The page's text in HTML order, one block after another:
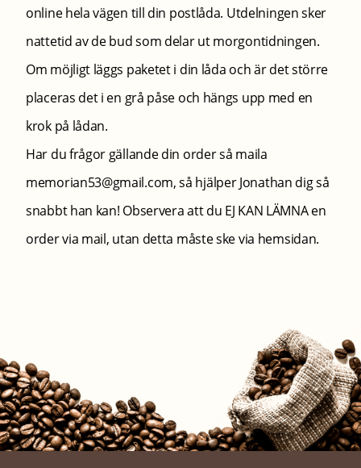
online hela vägen till din postlåda. Utdelningen sker
nattetid av de bud som delar ut morgontidningen.
Om möjligt läggs paketet i din låda och är det större
placeras det i en grå påse och hängs upp med en
krok på lådan.
Har du frågor gällande din order så maila
memorian53@gmail.com, så hjälper Jonathan dig så
snabbt han kan! Observera att du EJ KAN LÄMNA en
order via mail, utan detta måste ske via hemsidan.